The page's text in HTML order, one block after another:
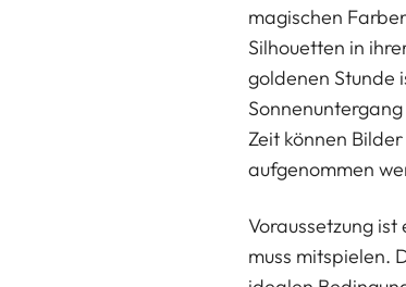
magischen
Silhouetten in
goldenen Stunde
Zeit können
aufgenommen
Voraussetzung
muss mitspielen.